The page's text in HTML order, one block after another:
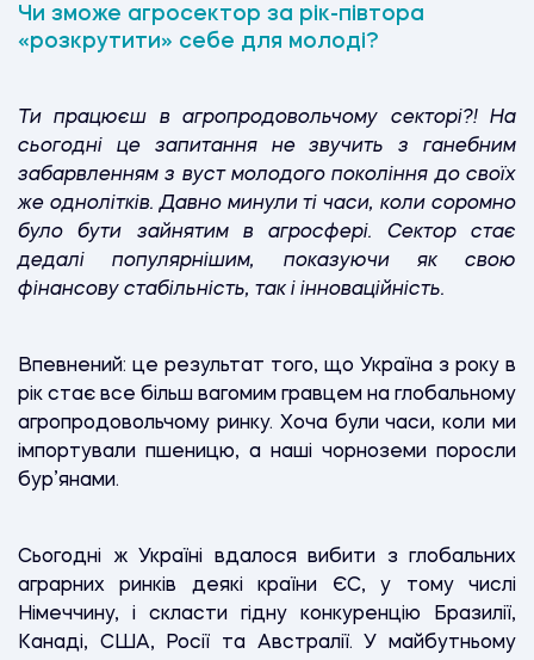
Чи зможе агросектор за рік-півтора
«розкрутити» себе для молоді?
Ти працюєш в агропродовольчому секторі?! На
сьогодні це запитання не звучить з ганебним
забарвленням з вуст молодого покоління до своїх
же однолітків. Давно минули ті часи, коли соромно
було бути зайнятим в агросфері. Сектор стає
дедалі популярнішим, показуючи як свою
фінансову стабільність, так і інноваційність.
Впевнений: це результат того, що Україна з року в
рік стає все більш вагомим гравцем на глобальному
агропродовольчому ринку. Хоча були часи, коли ми
імпортували пшеницю, а наші чорноземи поросли
бур’янами.
Сьогодні ж Україні вдалося вибити з глобальних
аграрних ринків деякі країни ЄС, у тому числі
Німеччину, і скласти гідну конкуренцію Бразилії,
Канаді, США, Росії та Австралії. У майбутньому